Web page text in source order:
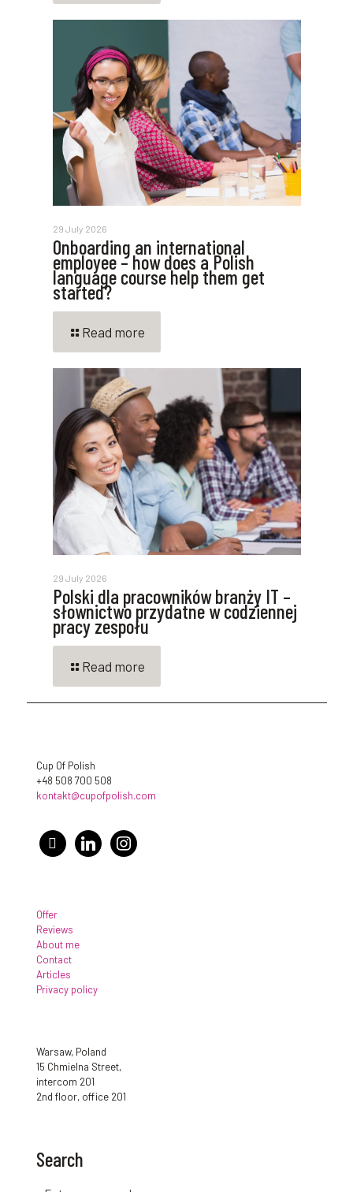
29 July 2026
Onboarding an international
employee – how does a Polish
language course help them get
started?
Read more
29 July 2026
Polski dla pracowników branży IT –
słownictwo przydatne w codziennej
pracy zespołu
Read more
Cup Of Polish
+48 508 700 508
kontakt@cupofpolish.com
facebooklinkedin instagram
Offer
Reviews
About me
Contact
Articles
Privacy policy
Warsaw, Poland
15 Chmielna Street,
intercom 201
2nd floor, office 201
Search